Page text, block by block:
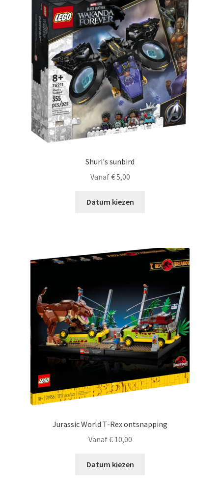
Shuri's sunbird
Vanaf€5,00
Datum kiezen
Jurassic World T-Rex ontsnapping
Vanaf€10,00
Datum kiezen